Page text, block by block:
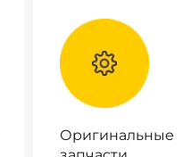
Оригинальные